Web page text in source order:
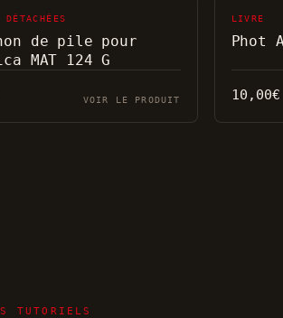
de pile pour
MAT 124 G
VOIR LE PRODUIT
LIVRE
Phot
10,00€
TUTORIELS